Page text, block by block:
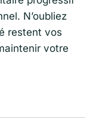
N’oubliez
restent vos
votre